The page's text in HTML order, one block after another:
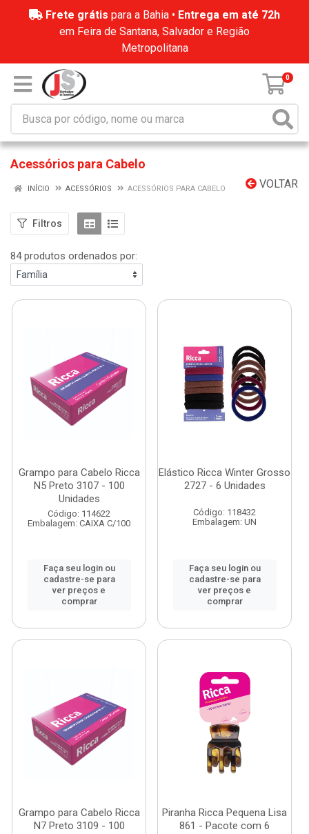
Frete grátis para a Bahia • Entrega em até 72h
em Feira de Santana, Salvador e Região
Metropolitana
0
Acessórios para Cabelo
VOLTAR
INÍCIO ACESSÓRIOS ACESSÓRIOS PARA CABELO
Filtros
84 produtos ordenados por:
Grampo para Cabelo Ricca
N5 Preto 3107 - 100
Unidades
Código: 114622
Embalagem: CAIXA C/100
Faça seu login ou
cadastre-se para
ver preços e
comprar
Elástico Ricca Winter Grosso
2727 - 6 Unidades
Código: 118432
Embalagem: UN
Faça seu login ou
cadastre-se para
ver preços e
comprar
Grampo para Cabelo Ricca
N7 Preto 3109 - 100
Piranha Ricca Pequena Lisa
861 - Pacote com 6